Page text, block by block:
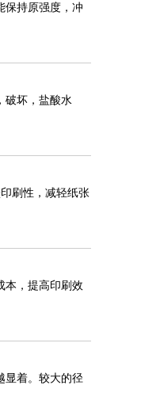
保持原强度，冲
破坏，盐酸水
刷性，减轻纸张
本，提高印刷效
显着。较大的径